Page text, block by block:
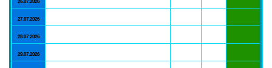
26.07.2026
27.07.2026
28.07.2026
29.07.2026